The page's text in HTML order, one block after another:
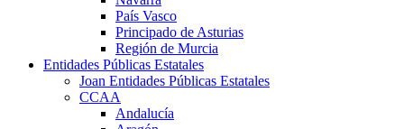
País Vasco
Principado de Asturias
Región de Murcia
Entidades Públicas Estatales
Joan Entidades Públicas Estatales
CCAA
Andalucía